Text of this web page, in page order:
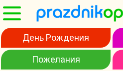
День Рождения
Пожелания